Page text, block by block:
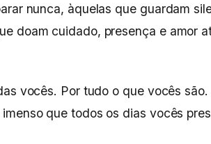
nunca, àquelas que guardam
doam cuidado, presença e amor
vocês. Por tudo o que vocês
que todos os dias vocês